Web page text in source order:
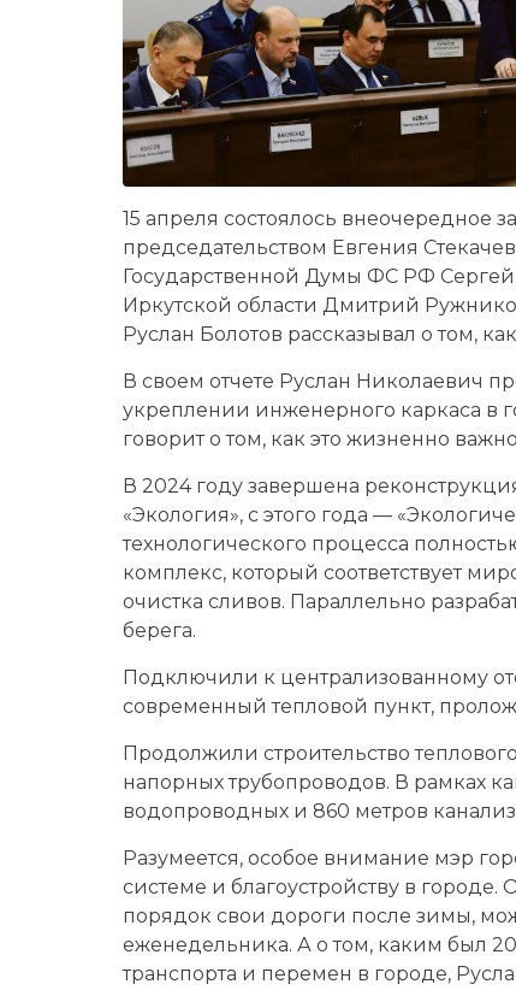
15 апреля состоялось вне­очередное
председательством Евгения
Государственной Думы ФС РФ Сергей
Иркутской области Дмитрий
Руслан Болотов рассказывал о том,
В своем отчете Руслан Николаевич
укреплении инженерного каркаса в
говорит о том, как это жизненно
В 2024 году завершена
«Экология», с этого года —
технологического процесса
комплекс, который соответствует
очистка сливов. Параллельно
берега.
Подключили к централизованному
современный тепловой пункт,
Продолжили строительство
напорных трубопроводов. В рамках
водопроводных и 860 метров
Разумеется, особое внимание мэр
системе и благоустройству в
порядок свои дороги после зимы,
еженедельника. А о том, каким был
транспорта и перемен в городе,